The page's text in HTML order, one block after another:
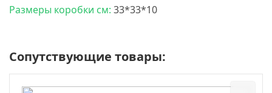
Размеры коробки см: 33*33*10
Сопутствующие товары: